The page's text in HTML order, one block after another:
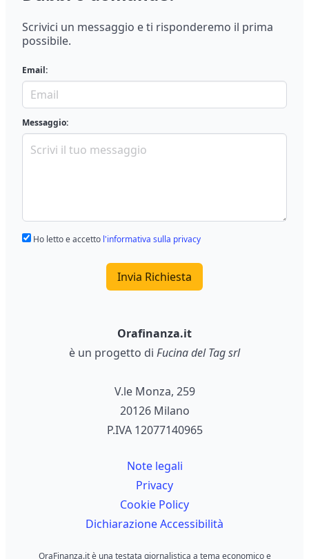
Scrivici un messaggio e ti risponderemo il prima
possibile.
Email:
Messaggio:
Ho letto e accetto l'informativa sulla privacy
Invia Richiesta
Orafinanza.it
è un progetto di Fucina del Tag srl
V.le Monza, 259
20126 Milano
P.IVA 12077140965
Note legali
Privacy
Cookie Policy
Dichiarazione Accessibilità
OraFinanza.it è una testata giornalistica a tema economico e